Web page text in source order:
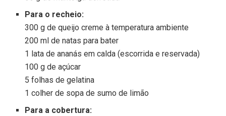
Para o recheio:
300 g de queijo creme à temperatura ambiente
200 ml de natas para bater
1 lata de ananás em calda (escorrida e reservada)
100 g de açúcar
5 folhas de gelatina
1 colher de sopa de sumo de limão
Para a cobertura: